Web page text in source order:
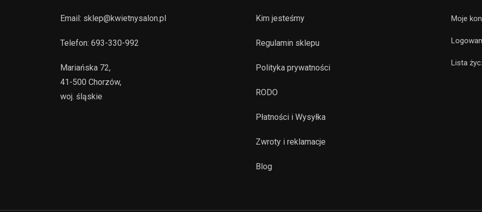
Email: sklep@kwietnysalon.pl
Telefon: 693-330-992
Mariańska 72,
41-500 Chorzów,
woj. śląskie
Kim jesteśmy
Regulamin sklepu
Polityka prywatności
RODO
Płatności i Wysyłka
Zwroty i reklamacje
Blog
Moje
Lista